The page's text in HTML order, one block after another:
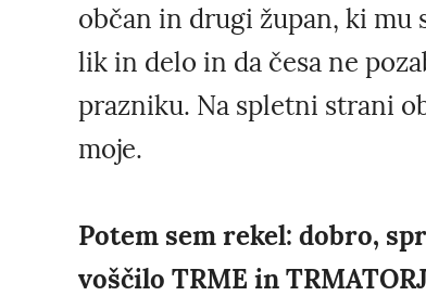
občan in drugi župan, ki mu
lik in delo in da česa ne
prazniku. Na spletni strani
moje.
Potem sem rekel: dobro,
voščilo TRME in